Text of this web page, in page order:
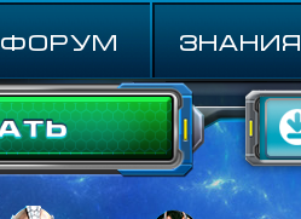
Знания
ФОРУМ